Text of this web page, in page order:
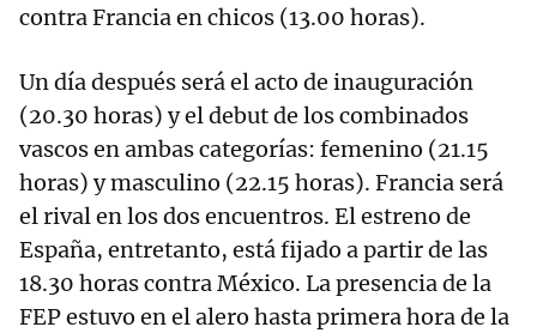
contra Francia en chicos (13.00 horas).
Un día después será el acto de inauguración
(20.30 horas) y el debut de los combinados
vascos en ambas categorías: femenino (21.15
horas) y masculino (22.15 horas). Francia será
el rival en los dos encuentros. El estreno de
España, entretanto, está fijado a partir de las
18.30 horas contra México. La presencia de la
FEP estuvo en el alero hasta primera hora de la